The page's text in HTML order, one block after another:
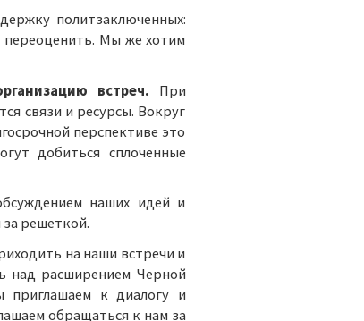
политзаключенных:
переоценить. Мы же хотим
встреч. При
связи и ресурсы. Вокруг
перспективе это
добиться сплоченные
наших идей и
решеткой.
на наши встречи и
над расширением Черной
к диалогу и
обращаться к нам за